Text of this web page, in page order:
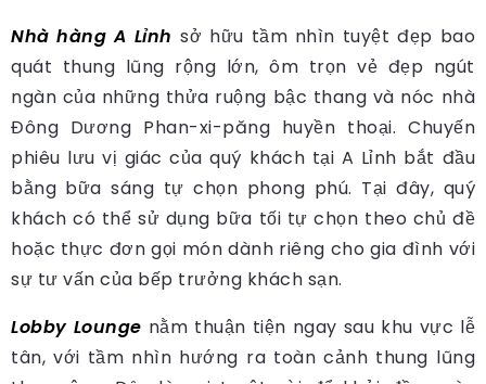
Nhà hàng A Lỉnh sở hữu tầm nhìn tuyệt đẹp bao
quát thung lũng rộng lớn, ôm trọn vẻ đẹp ngút
ngàn của những thửa ruộng bậc thang và nóc nhà
Đông Dương Phan-xi-păng huyền thoại. Chuyến
phiêu lưu vị giác của quý khách tại A Lỉnh bắt đầu
bằng bữa sáng tự chọn phong phú. Tại đây, quý
khách có thể sử dụng bữa tối tự chọn theo chủ đề
hoặc thực đơn gọi món dành riêng cho gia đình với
sự tư vấn của bếp trưởng khách sạn.
Lobby Lounge nằm thuận tiện ngay sau khu vực lễ
tân, với tầm nhìn hướng ra toàn cảnh thung lũng